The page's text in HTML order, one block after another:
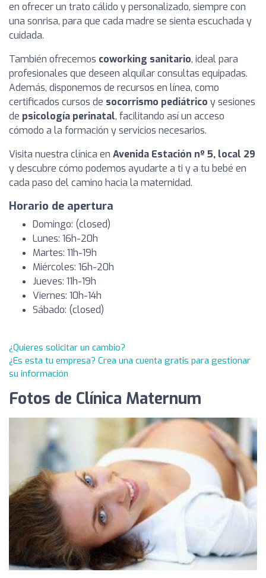
en ofrecer un trato cálido y personalizado, siempre con
una sonrisa, para que cada madre se sienta escuchada y
cuidada.
También ofrecemos coworking sanitario, ideal para
profesionales que deseen alquilar consultas equipadas.
Además, disponemos de recursos en línea, como
certificados cursos de socorrismo pediátrico y sesiones
de psicología perinatal, facilitando así un acceso
cómodo a la formación y servicios necesarios.
Visita nuestra clínica en Avenida Estación nº 5, local 29
y descubre cómo podemos ayudarte a ti y a tu bebé en
cada paso del camino hacia la maternidad.
Horario de apertura
Domingo: (closed)
Lunes: 16h-20h
Martes: 11h-19h
Miércoles: 16h-20h
Jueves: 11h-19h
Viernes: 10h-14h
Sábado: (closed)
¿Quieres solicitar un cambio?
¿Es esta tu empresa? Crea una cuenta gratis para gestionar
su información
Fotos de Clínica Maternum